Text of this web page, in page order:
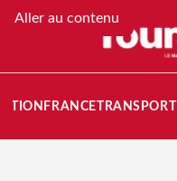
Aller au contenu
FRANCETRANSPORT